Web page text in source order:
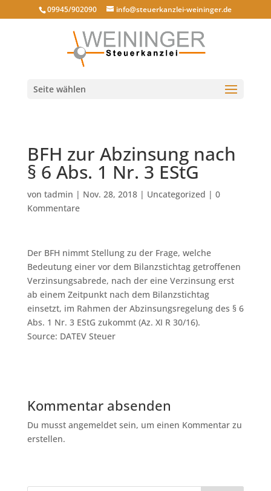
09945/902090 info@steuerkanzlei-weininger.de
Seite wählen
BFH zur Abzinsung nach
§ 6 Abs. 1 Nr. 3 EStG
von tadmin | Nov. 28, 2018| Uncategorized | 0
Kommentare
Der BFH nimmt Stellung zu der Frage, welche
Bedeutung einer vor dem Bilanzstichtag getroffenen
Verzinsungsabrede, nach der eine Verzinsung erst
ab einem Zeitpunkt nach dem Bilanzstichtag
einsetzt, im Rahmen der Abzinsungsregelung des § 6
Abs. 1 Nr. 3 EStG zukommt (Az. XI R 30/16).
Source: DATEV Steuer
Kommentar absenden
Du musst angemeldet sein, um einen Kommentar zu
erstellen.